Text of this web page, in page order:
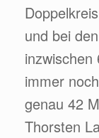
und bei
immer
genau 42
Thorsten